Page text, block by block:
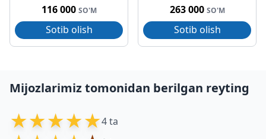
116 000 SO'M
Sotib olish
263 000 SO'M
Sotib olish
Mijozlarimiz tomonidan berilgan reyting
★★★★★4 ta